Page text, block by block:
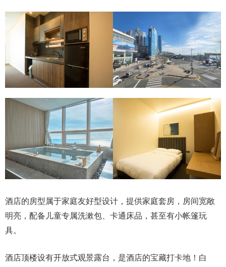
酒店的房型属于家庭友好型设计，提供家庭套房，房间宽敞
明亮，配备儿童专属洗漱包、卡通床品，甚至有小帐篷玩
具。
酒店顶楼设有开放式观景露台，是酒店的宝藏打卡地！白